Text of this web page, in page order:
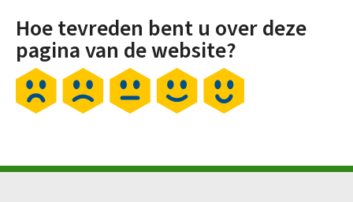
Hoe tevreden bent u over deze
pagina van de website?